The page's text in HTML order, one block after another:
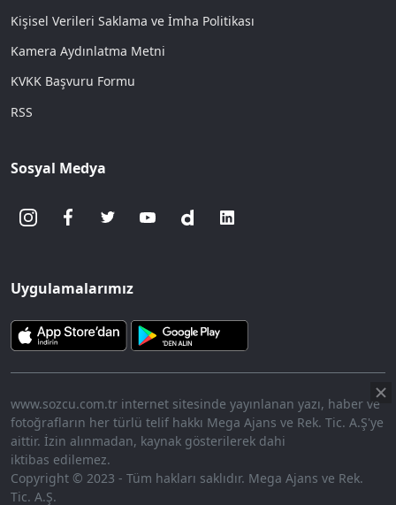
Kişisel Verileri Saklama ve İmha Politikası
Kamera Aydınlatma Metni
KVKK Başvuru Formu
RSS
Sosyal Medya
Uygulamalarımız
www.sozcu.com.tr internet sitesinde yayınlanan yazı, haber ve
fotoğrafların her türlü telif hakkı Mega Ajans ve Rek. Tic. A.Ş'ye
aittir. İzin alınmadan, kaynak gösterilerek dahi
iktibas edilemez.
Copyright © 2023 - Tüm hakları saklıdır. Mega Ajans ve Rek.
Tic. A.Ş.